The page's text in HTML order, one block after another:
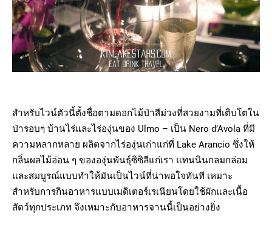
สำหรับไวน์ตัวนี้ตั้งชื่อตามดอกไม้ป่าสีม่วงที่สวยงามที่เติบโตใน
ป่ารอบๆ บ้านไร่และไร่องุ่นของ Ulmo – เป็น Nero d’Avola ที่มี
ความหลากหลาย ผลิตจากไร่องุ่นเก่าแก่ที่ Lake Arancio ซึ่งให้
กลิ่นผลไม้อ่อน ๆ ขององุ่นพันธุ์ซิซิลีแก่เรา แทนนินกลมกล่อม
และสมบูรณ์แบบทำให้มันเป็นไวน์ที่น่าพอใจทันที เหมาะ
สำหรับการกินอาหารแบบเมดิเตอร์เรเนียนโดยใช้ผักและเนื้อ
สัตว์ทุกประเภท จึงเหมาะกับอาหารจานนี้เป็นอย่างยิ่ง